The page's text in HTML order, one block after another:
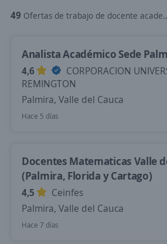
49 Ofertas de trabajo de docente academico en Palmira, Valle del Cauca
Analista Académico Sede
4,6
CORPORACION
REMINGTON
Palmira, Valle del Cauca
Hace 5 días
Docentes Matematicas Valle
(Palmira, Florida y Cartago)
4,5
Ceinfes
Palmira, Valle del Cauca
Hace 7 días